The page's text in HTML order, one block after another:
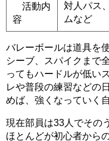
活動内
容
対人パス
ムなど
バレーボールは道具を
シーブ、スパイクまで
ってもハードルが低い
レや普段の練習などの
めば、強くなっていく
現在部員は33人でその
ほとんどが初心者から